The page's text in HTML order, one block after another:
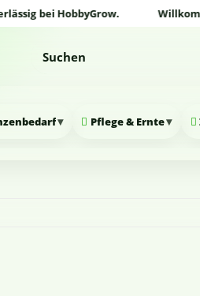
bei HobbyGrow.
▾ Pflege & Ernte▾